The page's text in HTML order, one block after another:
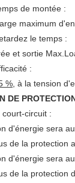
de montée :
maximum
le temps :
et sortie
:
% , à la tension
DE
circuit :
d'énergie sera
de la protection
d'énergie sera
de la protection